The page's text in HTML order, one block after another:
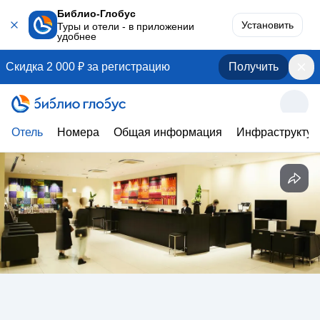
Библио-Глобус
Туры и отели - в приложении
удобнее
Установить
Скидка 2 000 ₽ за регистрацию Получить
Отель Номера Общая информация